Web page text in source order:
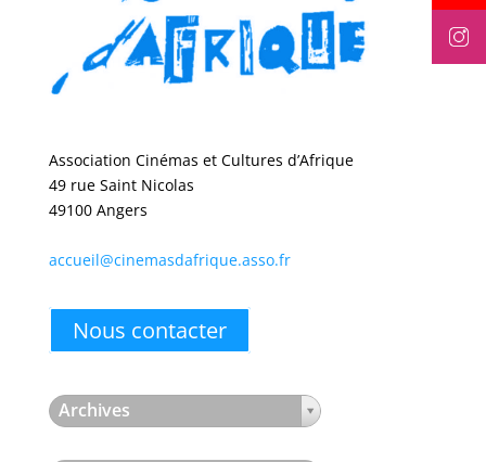
Association Cinémas et Cultures d’Afrique
49 rue Saint Nicolas
49100 Angers
accueil@cinemasdafrique.asso.fr
Nous contacter
Archives